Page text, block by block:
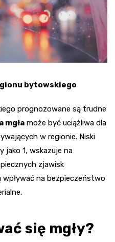
bytowskiego
prognozowane są trudne
mgła może być uciążliwa dla
w regionie. Niski
jako 1, wskazuje na
zjawisk
na bezpieczeństwo
się mgły?